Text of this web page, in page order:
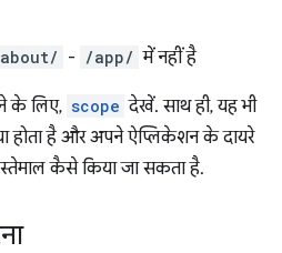
- /app/ में नहीं है
के लिए, scope देखें. साथ ही, यह भी
होता है और अपने ऐप्लिकेशन के दायरे
कैसे किया जा सकता है.